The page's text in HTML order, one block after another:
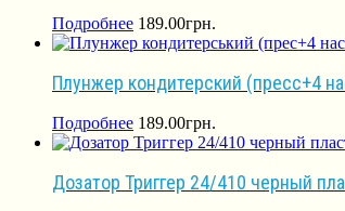
Подробнее 189.00грн.
Плунжер кондитерский (пресс+4
Подробнее 189.00грн.
Дозатор Триггер 24/410 черный